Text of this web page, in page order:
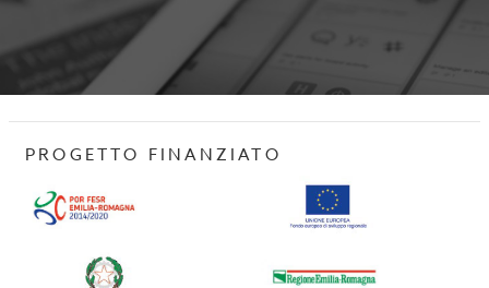
PROGETTO FINANZIATO